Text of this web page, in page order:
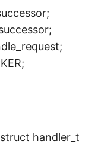
handler_t